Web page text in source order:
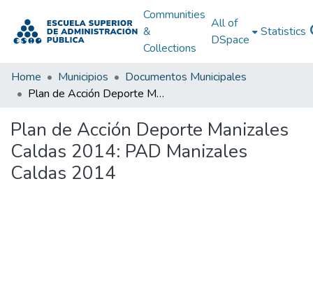
Communities
&
Collections
All of
DSpace
Statistics
Home Municipios
Documentos Municipales
Plan de Acción Deporte Manizales Caldas 2014: PAD Manizales Caldas 2014
Plan de Acción Deporte Manizales
Caldas 2014: PAD Manizales
Caldas 2014